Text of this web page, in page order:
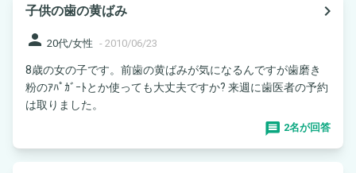
子供の歯の黄ばみ
navigate_next
person 20代/女性 - 2010/06/23
8歳の女の子です。前歯の黄ばみが気になるんですが歯磨き
粉のｱﾊﾟｶﾞｰﾄとか使っても大丈夫ですか? 来週に歯医者の予約
は取りました。
2名が回答